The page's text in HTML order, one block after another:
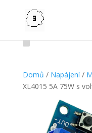
Domů / Napájení/
XL4015 5A 75W s